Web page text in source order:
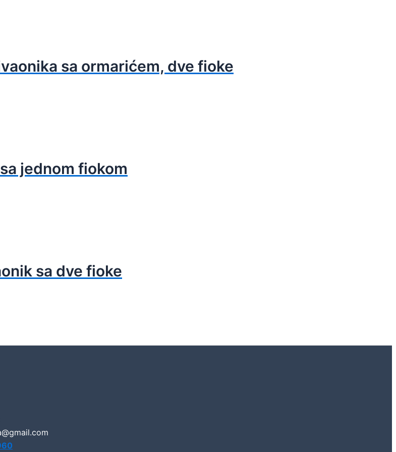
sa ormarićem, dve fioke
jednom fiokom
sa dve fioke